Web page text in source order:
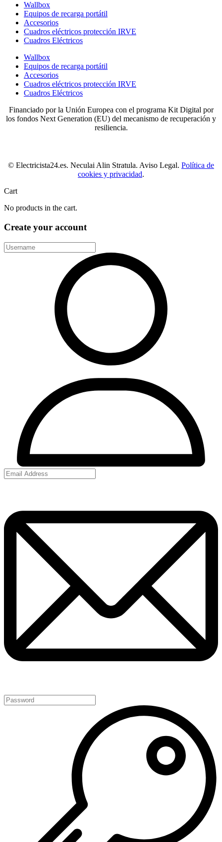
Wallbox
Equipos de recarga portátil
Accesorios
Cuadros eléctricos protección IRVE
Cuadros Eléctricos
Wallbox
Equipos de recarga portátil
Accesorios
Cuadros eléctricos protección IRVE
Cuadros Eléctricos
Financiado por la Unión Europea con el programa Kit Digital por
los fondos Next Generation (EU) del mecanismo de recuperación y
resiliencia.
© Electricista24.es. Neculai Alin Stratula. Aviso Legal. Política de
cookies y privacidad.
Cart
No products in the cart.
Create your account